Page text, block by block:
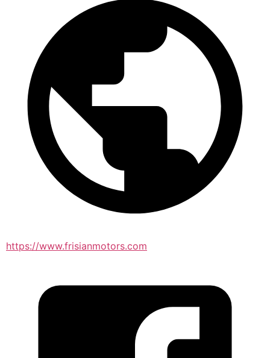
https://www.frisianmotors.com